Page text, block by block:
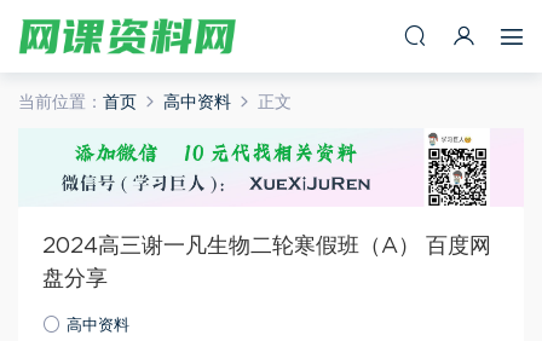
当前位置： 首页 高中资料 正文
2024高三谢一凡生物二轮寒假班（A） 百度网
盘分享
高中资料